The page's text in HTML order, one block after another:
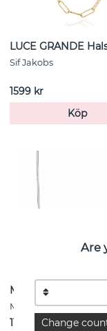
LUCE GRANDE
Sif Jakobs
1599 kr
Köp
Mio Chain Silver
MARIA BLACK
1149 kr
Are
Change